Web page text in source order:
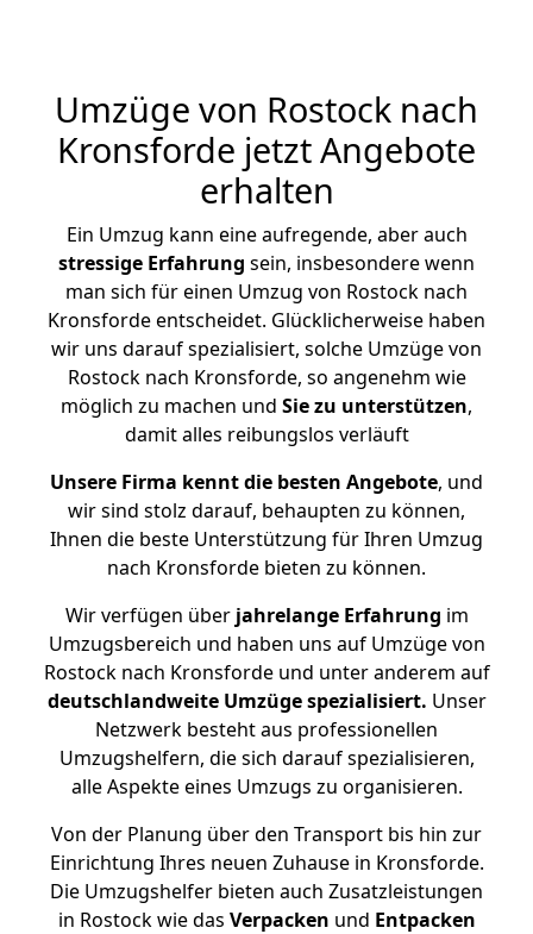
Umzüge von Rostock nach
Kronsforde jetzt Angebote
erhalten
Ein Umzug kann eine aufregende, aber auch
stressige Erfahrung sein, insbesondere wenn
man sich für einen Umzug von Rostock nach
Kronsforde entscheidet. Glücklicherweise haben
wir uns darauf spezialisiert, solche Umzüge von
Rostock nach Kronsforde, so angenehm wie
möglich zu machen und Sie zu unterstützen,
damit alles reibungslos verläuft
Unsere Firma kennt die besten Angebote, und
wir sind stolz darauf, behaupten zu können,
Ihnen die beste Unterstützung für Ihren Umzug
nach Kronsforde bieten zu können.
Wir verfügen überjahrelange Erfahrung im
Umzugsbereich und haben uns auf Umzüge von
Rostock nach Kronsforde und unter anderem auf
deutschlandweite Umzüge spezialisiert. Unser
Netzwerk besteht aus professionellen
Umzugshelfern, die sich darauf spezialisieren,
alle Aspekte eines Umzugs zu organisieren.
Von der Planung über den Transport bis hin zur
Einrichtung Ihres neuen Zuhause in Kronsforde.
Die Umzugshelfer bieten auch Zusatzleistungen
in Rostock wie das Verpacken und Entpacken